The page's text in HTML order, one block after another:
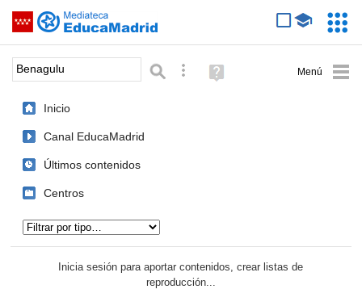
Saltar navegación
Palabra o frase: Búsqueda avanzada
Ayuda
(en
Inicio
Canal EducaMadrid
Últimos contenidos
Centros
Inicia sesión para aportar contenidos, crear listas de
reproducción...